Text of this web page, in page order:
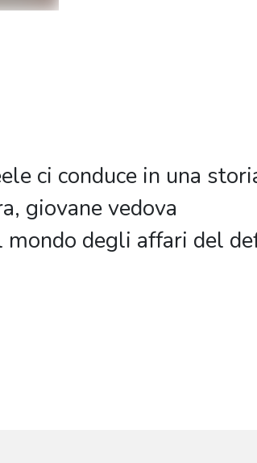
ci conduce in una
giovane vedova
degli affari del